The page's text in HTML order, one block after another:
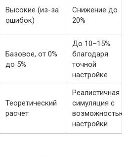
Высокие (из-за
ошибок)
Снижение до
20%
Базовое, от 0%
до 5%
До 10–15%
благодаря
точной
настройке
Теоретический
расчет
Реалистичная
симуляция с
возможностью
настройки